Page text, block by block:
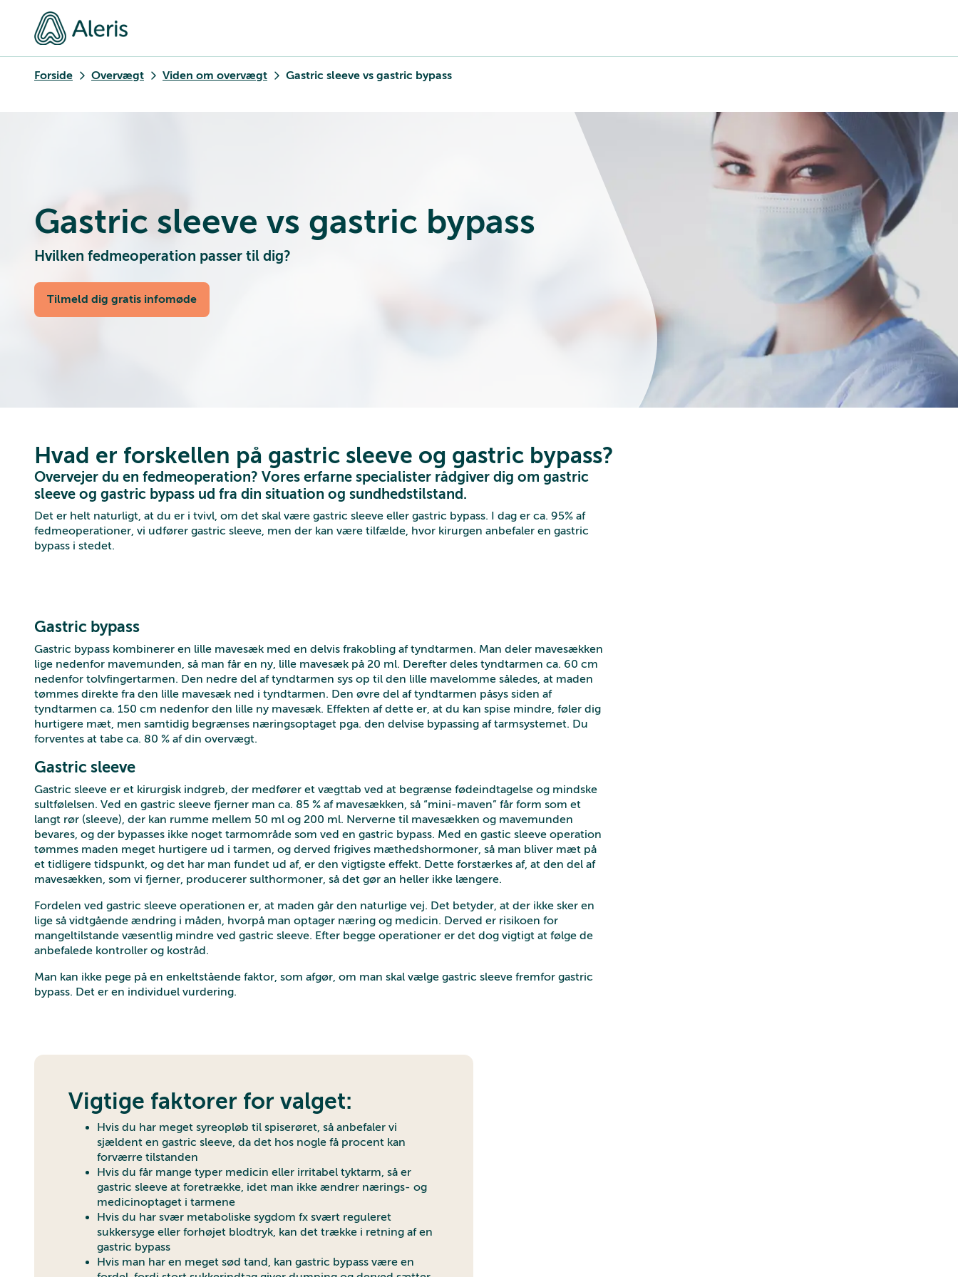
Forside Overvægt Viden om overvægt Gastric sleeve vs gastric bypass
Gastric sleeve vs gastric bypass
Hvilken fedmeoperation passer til dig?
Tilmeld dig gratis infomøde
Hvad er forskellen på gastric sleeve og gastric bypass?
Overvejer du en fedmeoperation? Vores erfarne specialister rådgiver dig om gastric
sleeve og gastric bypass ud fra din situation og sundhedstilstand.
Det er helt naturligt, at du er i tvivl, om det skal være gastric sleeve eller gastric bypass. I dag er ca. 95% af
fedmeoperationer, vi udfører gastric sleeve, men der kan være tilfælde, hvor kirurgen anbefaler en gastric
bypass i stedet.
Gastric bypass
Gastric bypass kombinerer en lille mavesæk med en delvis frakobling af tyndtarmen. Man deler mavesækken
lige nedenfor mavemunden, så man får en ny, lille mavesæk på 20 ml. Derefter deles tyndtarmen ca. 60 cm
nedenfor tolvfingertarmen. Den nedre del af tyndtarmen sys op til den lille mavelomme således, at maden
tømmes direkte fra den lille mavesæk ned i tyndtarmen. Den øvre del af tyndtarmen påsys siden af
tyndtarmen ca. 150 cm nedenfor den lille ny mavesæk. Effekten af dette er, at du kan spise mindre, føler dig
hurtigere mæt, men samtidig begrænses næringsoptaget pga. den delvise bypassing af tarmsystemet. Du
forventes at tabe ca. 80 % af din overvægt.
Gastric sleeve
Gastric sleeve er et kirurgisk indgreb, der medfører et vægttab ved at begrænse fødeindtagelse og mindske
sultfølelsen. Ved en gastric sleeve fjerner man ca. 85 % af mavesækken, så “mini-maven” får form som et
langt rør (sleeve), der kan rumme mellem 50 ml og 200 ml. Nerverne til mavesækken og mavemunden
bevares, og der bypasses ikke noget tarmområde som ved en gastric bypass. Med en gastic sleeve operation
tømmes maden meget hurtigere ud i tarmen, og derved frigives mæthedshormoner, så man bliver mæt på
et tidligere tidspunkt, og det har man fundet ud af, er den vigtigste effekt. Dette forstærkes af, at den del af
mavesækken, som vi fjerner, producerer sulthormoner, så det gør an heller ikke længere.
Fordelen ved gastric sleeve operationen er, at maden går den naturlige vej. Det betyder, at der ikke sker en
lige så vidtgående ændring i måden, hvorpå man optager næring og medicin. Derved er risikoen for
mangeltilstande væsentlig mindre ved gastric sleeve. Efter begge operationer er det dog vigtigt at følge de
anbefalede kontroller og kostråd.
Man kan ikke pege på en enkeltstående faktor, som afgør, om man skal vælge gastric sleeve fremfor gastric
bypass. Det er en individuel vurdering.
Vigtige faktorer for valget:
Hvis du har meget syreopløb til spiserøret, så anbefaler vi
sjældent en gastric sleeve, da det hos nogle få procent kan
forværre tilstanden
Hvis du får mange typer medicin eller irritabel tyktarm, så er
gastric sleeve at foretrække, idet man ikke ændrer nærings- og
medicinoptaget i tarmene
Hvis du har svær metaboliske sygdom fx svært reguleret
sukkersyge eller forhøjet blodtryk, kan det trække i retning af en
gastric bypass
Hvis man har en meget sød tand, kan gastric bypass være en